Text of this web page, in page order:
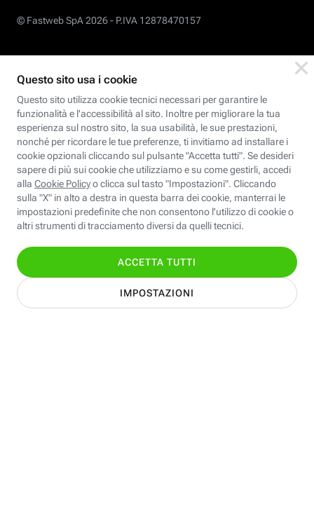
© Fastweb SpA 2026 - P.IVA 12878470157